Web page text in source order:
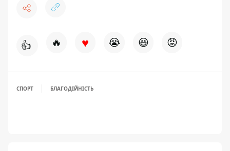
👍 🔥 ♥ 😭 😆 😡
СПОРТ БЛАГОДІЙНІСТЬ